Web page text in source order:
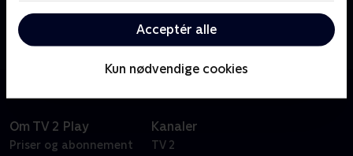
Acceptér alle
Kun nødvendige cookies
Grimms, forsvarer sin by mod magiske væsner kaldet
Wesen, der er halvt menneske, halvt dyr.
Om TV 2 Play
Priser og abonnement
Kanaler
TV 2